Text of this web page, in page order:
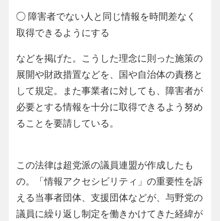
◯ 障害者でない人と同じ情報を時間差なく
取得できるようにする
などを掲げた。こうした理念に則った施策の
展開や財政措置などを、国や自治体の責務と
して規定。また事業者に対しても、障害者が
必要とする情報を十分に取得できるよう努め
ることを要請している。
この法律は超党派の議員連盟が作成したも
の。「情報アクセシビリティ」の重要性を訴
える当事者団体、支援団体などが、与野党の
議員に繰り返し制定を働きかけてきた経緯が